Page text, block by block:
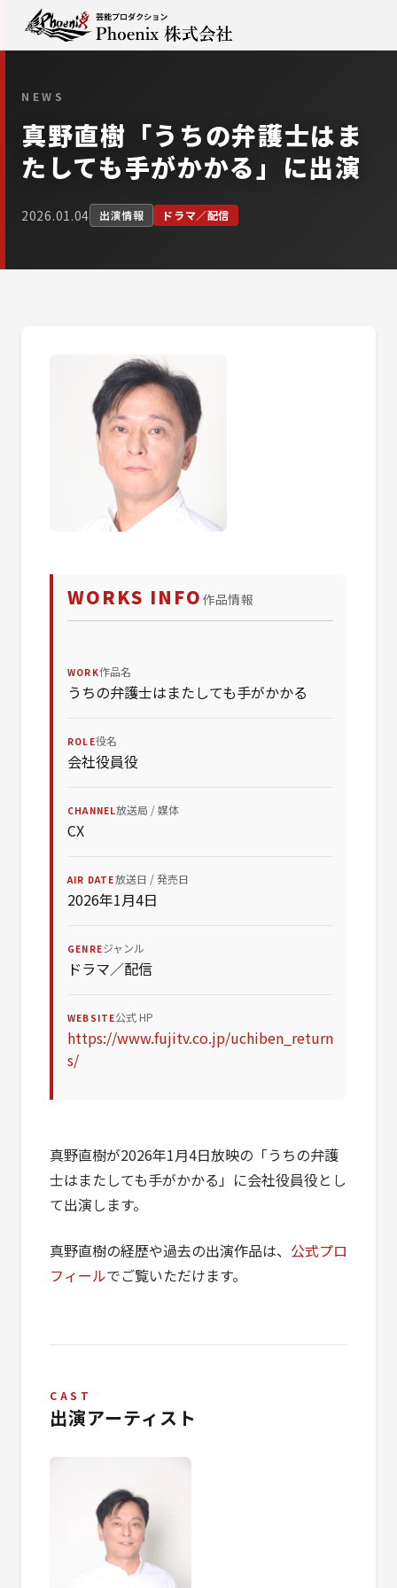
NEWS
真野直樹「うちの弁護士はま
たしても手がかかる」に出演
2026.01.04 出演情報 ドラマ／配信
WORKS INFO 作品情報
WORK作品名
うちの弁護士はまたしても手がかかる
ROLE役名
会社役員役
CHANNEL放送局 / 媒体
CX
AIR DATE放送日 / 発売日
2026年1月4日
GENREジャンル
ドラマ／配信
WEBSITE公式 HP
https://www.fujitv.co.jp/uchiben_return
s/
真野直樹が2026年1月4日放映の「うちの弁護
士はまたしても手がかかる」に会社役員役とし
て出演します。
真野直樹の経歴や過去の出演作品は、 公式プロ
フィールでご覧いただけます。
CAST
出演アーティスト